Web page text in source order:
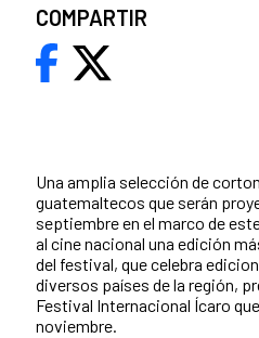
Una amplia selección de
guatemaltecos que serán
septiembre en el marco de
al cine nacional una edición
del festival, que celebra
diversos países de la región,
Festival Internacional Ícaro
noviembre.
COMPARTIR